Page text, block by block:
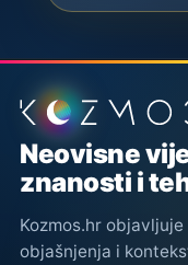
Podnožje
Neovisne
znanosti i
Kozmos.hr
objašnjenja i